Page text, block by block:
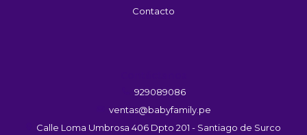
Contacto
929089086
ventas@babyfamily.pe
Calle Loma Umbrosa 406 Dpto 201 - Santiago de Surco